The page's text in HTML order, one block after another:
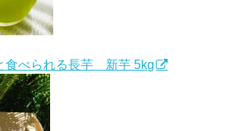
食べられる長芋 新芋 5kg